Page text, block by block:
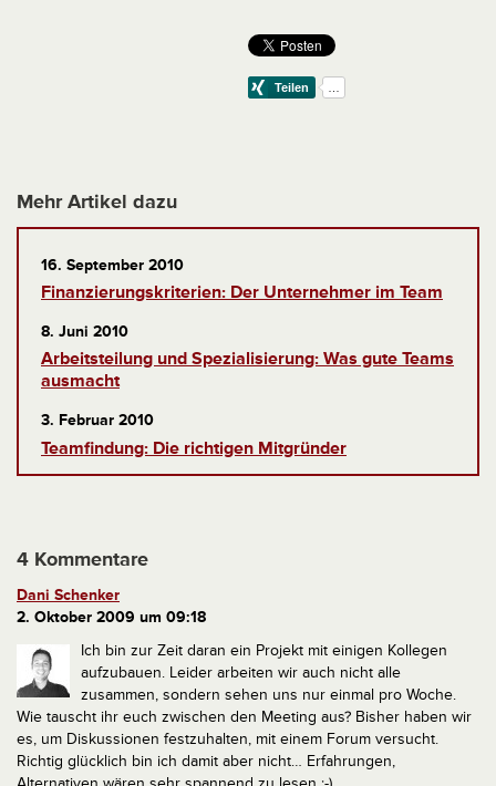
Mehr Artikel dazu
16. September 2010
Finanzierungskriterien: Der Unternehmer im Team
8. Juni 2010
Arbeitsteilung und Spezialisierung: Was gute Teams
ausmacht
3. Februar 2010
Teamfindung: Die richtigen Mitgründer
4 Kommentare
Dani Schenker
2. Oktober 2009 um 09:18
Ich bin zur Zeit daran ein Projekt mit einigen Kollegen
aufzubauen. Leider arbeiten wir auch nicht alle
zusammen, sondern sehen uns nur einmal pro Woche.
Wie tauscht ihr euch zwischen den Meeting aus? Bisher haben wir
es, um Diskussionen festzuhalten, mit einem Forum versucht.
Richtig glücklich bin ich damit aber nicht… Erfahrungen,